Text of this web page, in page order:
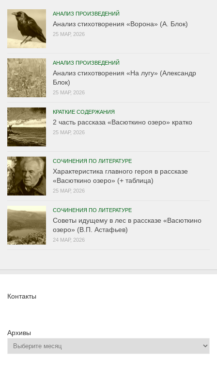
АНАЛИЗ ПРОИЗВЕДЕНИЙ
Анализ стихотворения «Ворона» (А. Блок)
25 МАР, 2026
АНАЛИЗ ПРОИЗВЕДЕНИЙ
Анализ стихотворения «На лугу» (Александр
Блок)
25 МАР, 2026
КРАТКИЕ СОДЕРЖАНИЯ
2 часть рассказа «Васюткино озеро» кратко
25 МАР, 2026
СОЧИНЕНИЯ ПО ЛИТЕРАТУРЕ
Характеристика главного героя в рассказе
«Васюткино озеро» (+ таблица)
25 МАР, 2026
СОЧИНЕНИЯ ПО ЛИТЕРАТУРЕ
Советы идущему в лес в рассказе «Васюткино
озеро» (В.П. Астафьев)
24 МАР, 2026
Контакты
Архивы